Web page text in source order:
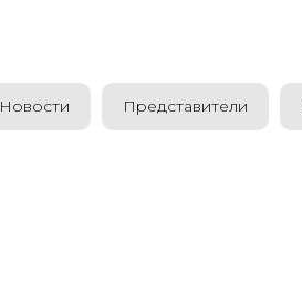
Новости Представители